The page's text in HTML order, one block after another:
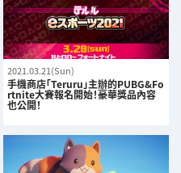
2021.03.21(Sun)
手機商店「Teruru」主辦的PUBG&Fo
rtnite大賽報名開始！豪華獎品內容
也公開！